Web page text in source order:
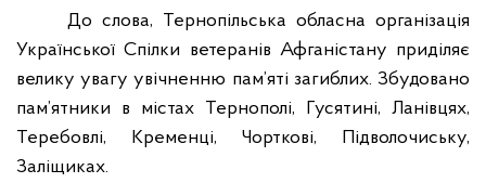
До слова, Тернопільська обласна організація
Української Спілки ветеранів Афганістану приділяє
велику увагу увічненню пам’яті загиблих. Збудовано
пам’ятники в містах Тернополі, Гусятині, Ланівцях,
Теребовлі, Кременці, Чорткові, Підволочиську,
Заліщиках.